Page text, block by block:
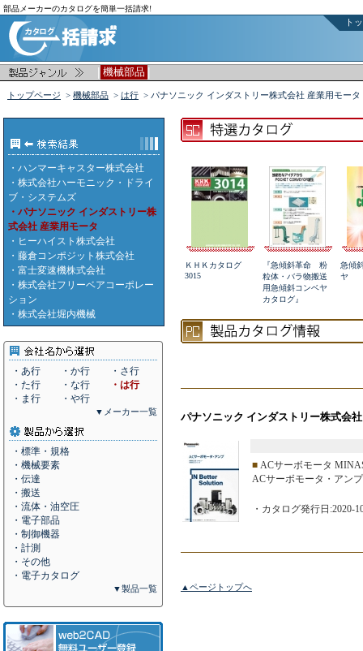
部品メーカーのカタログを簡単一括請求!
ト
| 機械部品 |
トップページ > 機械部品 > は行 > パナソニック インダストリー株式会社 産業用モータ
・ ハンマーキャスター株式会社
・ 株式会社ハーモニック・ドライ
ブ・システムズ
・パナソニック インダストリー株
式会社 産業用モータ
・ ヒーハイスト株式会社
・ 藤倉コンポジット株式会社
・ 富士変速機株式会社
・ 株式会社フリーベアコーポレー
ション
・ 株式会社堀内機械
・あ行 ・か行
・さ行
・た行
・な行
・は行
・ま行
・や行
▼メーカー一覧
・標準・規格
・機械要素
・伝達
・搬送
・流体・油空圧
・電子部品
・制御機器
・計測
・その他
・電子カタログ
▼製品一覧
ＫＨＫカタログ
3015
『急傾斜革命 粉
粒体・バラ物搬送
用急傾斜コンベヤ
カタログ』
急傾
ヤ
パナソニック インダストリー株式会
■ ACサーボモータ
ACサーボモータ・アン
・カタログ発行日:2020-
▲ページトップへ